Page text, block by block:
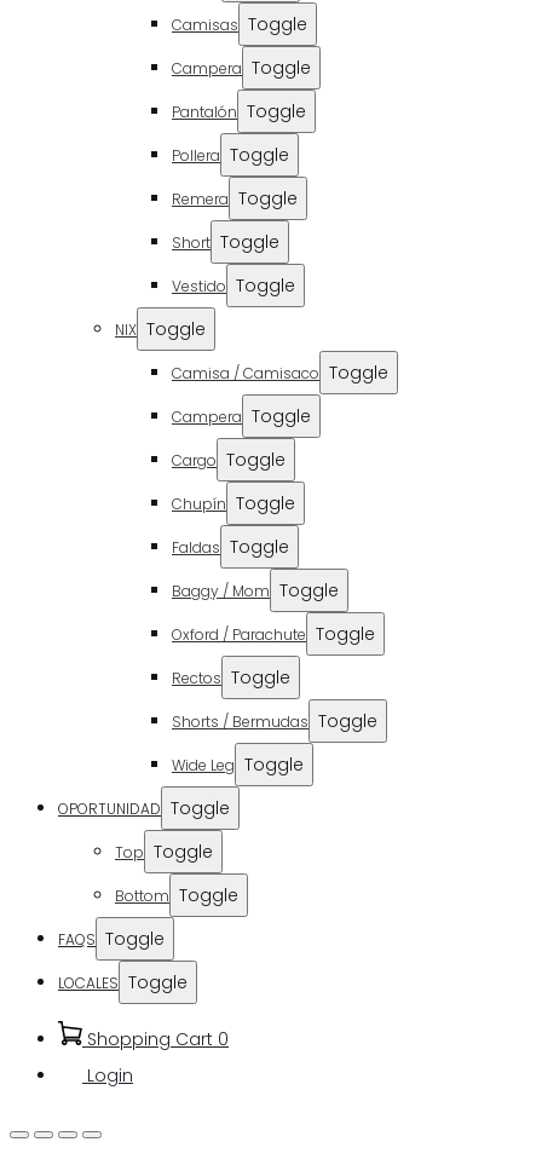
Camisas Toggle
Campera Toggle
Pantalón Toggle
Pollera Toggle
Remera Toggle
Short Toggle
Vestido Toggle
NIX Toggle
Camisa / Camisaco Toggle
Campera Toggle
Cargo Toggle
Chupín Toggle
Faldas Toggle
Baggy / Mom Toggle
Oxford / Parachute Toggle
Rectos Toggle
Shorts / Bermudas Toggle
Wide Leg Toggle
OPORTUNIDAD Toggle
Top Toggle
Bottom Toggle
FAQS Toggle
LOCALES Toggle
Shopping Cart 0
Login